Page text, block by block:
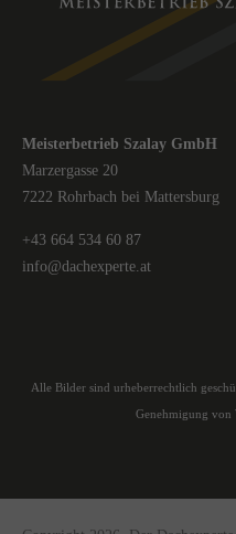
Meisterbetrieb Szalay GmbH
Marzergasse 20
7222 Rohrbach bei Mattersburg
+43 664 534 60 87
info@dachexperte.at
Alle Bilder sind urheberrechtlich
Genehmigung von